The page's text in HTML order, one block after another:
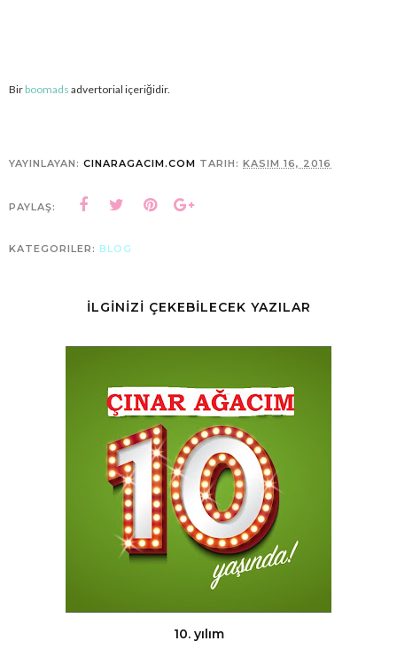
Bir boomads advertorial içeriğidir.
YAYINLAYAN: CINARAGACIM.COM TARIH: KASIM 16, 2016
PAYLAŞ:
KATEGORILER: BLOG
İLGİNİZİ ÇEKEBİLECEK YAZILAR
10. yılım